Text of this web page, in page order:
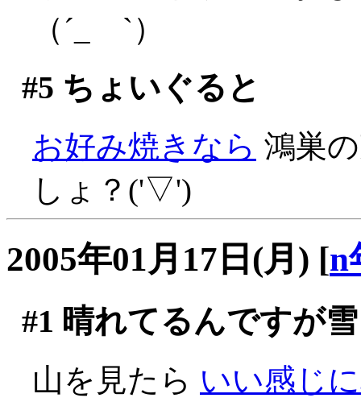
（´_ゝ`）
#5 ちょいぐると
お好み焼きなら 鴻巣
しょ？('▽')
2005年01月17日(月) [n
#1 晴れてるんですが
山を見たら いい感じ